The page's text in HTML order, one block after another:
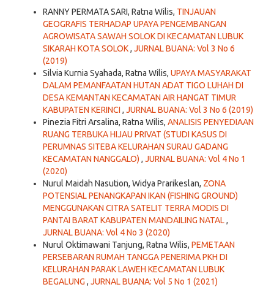
RANNY PERMATA SARI, Ratna Wilis, TINJAUAN
GEOGRAFIS TERHADAP UPAYA PENGEMBANGAN
AGROWISATA SAWAH SOLOK DI KECAMATAN LUBUK
SIKARAH KOTA SOLOK, JURNAL BUANA: Vol 3 No 6
(2019)
Silvia Kurnia Syahada, Ratna Wilis, UPAYA MASYARAKAT
DALAM PEMANFAATAN HUTAN ADAT TIGO LUHAH DI
DESA KEMANTAN KECAMATAN AIR HANGAT TIMUR
KABUPATEN KERINCI , JURNAL BUANA: Vol 3 No 6 (2019)
Pinezia Fitri Arsalina, Ratna Wilis, ANALISIS PENYEDIAAN
RUANG TERBUKA HIJAU PRIVAT (STUDI KASUS DI
PERUMNAS SITEBA KELURAHAN SURAU GADANG
KECAMATAN NANGGALO) , JURNAL BUANA: Vol 4 No 1
(2020)
Nurul Maidah Nasution, Widya Prarikeslan, ZONA
POTENSIAL PENANGKAPAN IKAN (FISHING GROUND)
MENGGUNAKAN CITRA SATELIT TERRA MODIS DI
PANTAI BARAT KABUPATEN MANDAILING NATAL,
JURNAL BUANA: Vol 4 No 3 (2020)
Nurul Oktimawani Tanjung, Ratna Wilis, PEMETAAN
PERSEBARAN RUMAH TANGGA PENERIMA PKH DI
KELURAHAN PARAK LAWEH KECAMATAN LUBUK
BEGALUNG , JURNAL BUANA: Vol 5 No 1 (2021)